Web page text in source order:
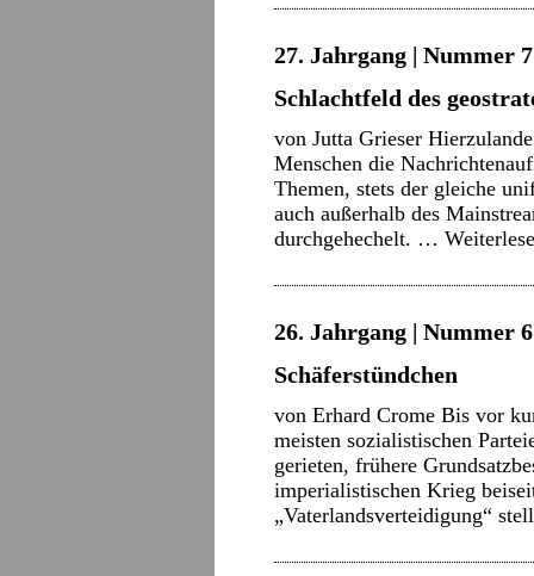
27. Jahrgang | Nummer
Schlachtfeld des
von Jutta Grieser
Menschen die
Themen, stets der gleiche
auch außerhalb des
durchgehechelt. …
26. Jahrgang | Nummer
Schäferstündchen
von Erhard Crome Bis vor
meisten sozialistischen
gerieten, frühere
imperialistischen Krieg
„Vaterlandsverteidigung“